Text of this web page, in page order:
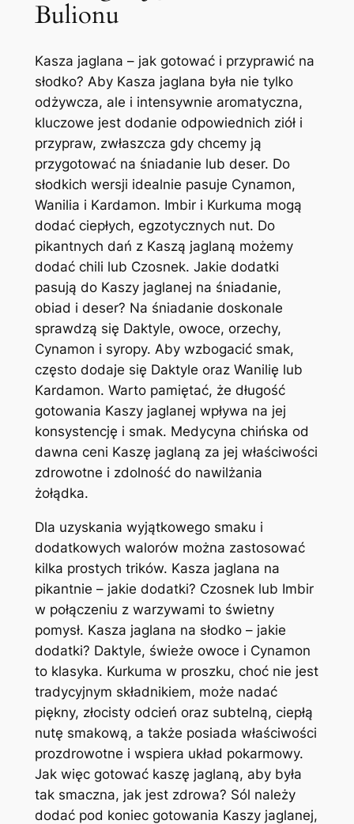
Bulionu
Kasza jaglana – jak gotować i przyprawić na
słodko? Aby Kasza jaglana była nie tylko
odżywcza, ale i intensywnie aromatyczna,
kluczowe jest dodanie odpowiednich ziół i
przypraw, zwłaszcza gdy chcemy ją
przygotować na śniadanie lub deser. Do
słodkich wersji idealnie pasuje Cynamon,
Wanilia i Kardamon. Imbir i Kurkuma mogą
dodać ciepłych, egzotycznych nut. Do
pikantnych dań z Kaszą jaglaną możemy
dodać chili lub Czosnek. Jakie dodatki
pasują do Kaszy jaglanej na śniadanie,
obiad i deser? Na śniadanie doskonale
sprawdzą się Daktyle, owoce, orzechy,
Cynamon i syropy. Aby wzbogacić smak,
często dodaje się Daktyle oraz Wanilię lub
Kardamon. Warto pamiętać, że długość
gotowania Kaszy jaglanej wpływa na jej
konsystencję i smak. Medycyna chińska od
dawna ceni Kaszę jaglaną za jej właściwości
zdrowotne i zdolność do nawilżania
żołądka.
Dla uzyskania wyjątkowego smaku i
dodatkowych walorów można zastosować
kilka prostych trików. Kasza jaglana na
pikantnie – jakie dodatki? Czosnek lub Imbir
w połączeniu z warzywami to świetny
pomysł. Kasza jaglana na słodko – jakie
dodatki? Daktyle, świeże owoce i Cynamon
to klasyka. Kurkuma w proszku, choć nie jest
tradycyjnym składnikiem, może nadać
piękny, złocisty odcień oraz subtelną, ciepłą
nutę smakową, a także posiada właściwości
prozdrowotne i wspiera układ pokarmowy.
Jak więc gotować kaszę jaglaną, aby była
tak smaczna, jak jest zdrowa? Sól należy
dodać pod koniec gotowania Kaszy jaglanej,